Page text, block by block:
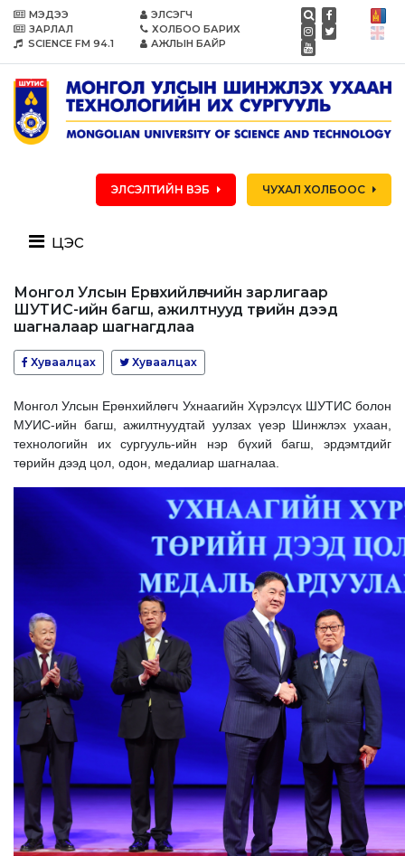
МЭДЭЭ
ЗАРЛАЛ
SCIENCE FM 94.1
ЭЛСЭГЧ
ХОЛБОО БАРИХ
АЖЛЫН БАЙР
ЭЛСЭЛТИЙН ВЭБ ЧУХАЛ ХОЛБООС
цэс
Монгол Улсын Ерөнхийлөгчийн зарлигаар
ШУТИС-ийн багш, ажилтнууд төрийн дээд
шагналаар шагнагдлаа
Хуваалцах Хуваалцах
Монгол Улсын Ерөнхийлөгч Ухнаагийн Хүрэлсүх ШУТИС болон
МУИС-ийн багш, ажилтнуудтай уулзах үеэр Шинжлэх ухаан,
технологийн их сургууль-ийн нэр бүхий багш, эрдэмтдийг
төрийн дээд цол, одон, медалиар шагналаа.